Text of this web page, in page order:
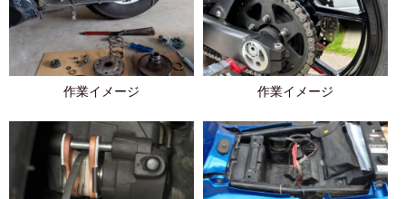
作業イメージ 作業イメージ